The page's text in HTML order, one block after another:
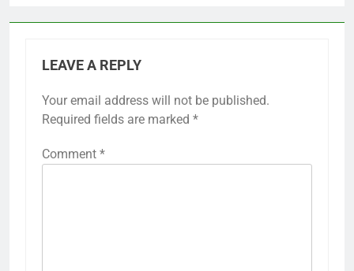
LEAVE A REPLY
Your email address will not be published.
Required fields are marked *
Comment *